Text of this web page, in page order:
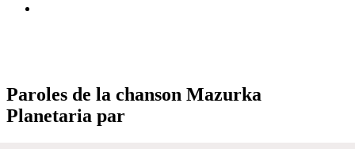
Paroles de la chanson Mazurka
Planetaria par